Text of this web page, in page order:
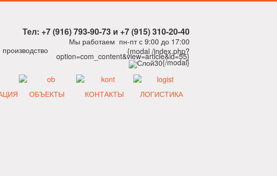
Тел: +7 (916) 793-90-73 и +7 (915) 310-20-40
Мы работаем пн-пт с 9:00 до 17:00
{modal /index.php?
option=com_content&view=article&id=55}
{/modal}
ОБЪЕКТЫ КОНТАКТЫ ЛОГИСТИКА